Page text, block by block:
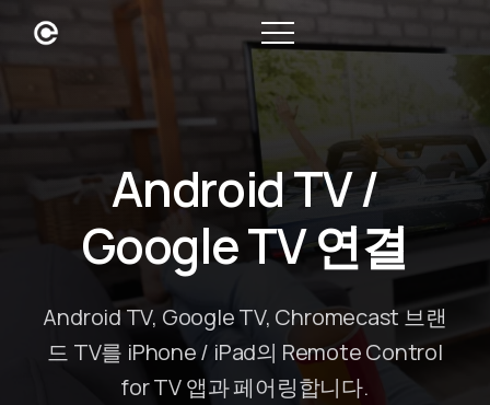
Android TV /
Google TV 연결
Android TV, Google TV, Chromecast 브랜
드 TV를 iPhone / iPad의 Remote Control
for TV 앱과 페어링합니다.